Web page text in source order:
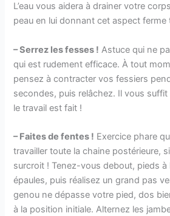
L’eau vous aidera à drainer votre
peau en lui donnant cet aspect ferme
– Serrez les fesses ! Astuce qui ne
qui est rudement efficace. À tout
pensez à contracter vos fessiers
secondes, puis relâchez. Il vous
le travail est fait !
– Faites de fentes ! Exercice phare
travailler toute la chaine postérieure,
surcroit ! Tenez-vous debout, pieds à
épaules, puis réalisez un grand pas
genou ne dépasse votre pied, dos
à la position initiale. Alternez les